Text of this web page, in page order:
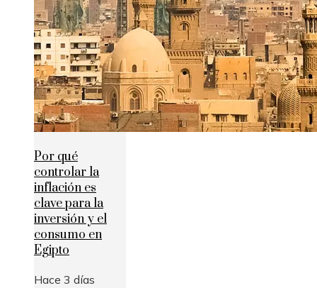
Por qué
controlar la
inflación es
clave para la
inversión y el
consumo en
Egipto
Hace 3 días